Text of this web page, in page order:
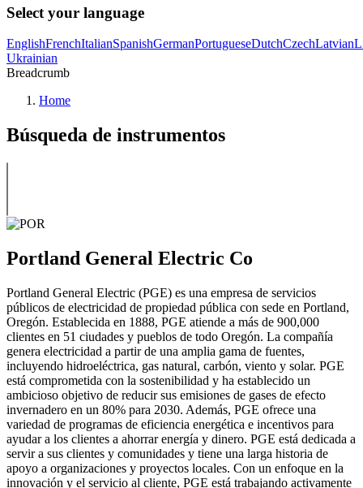
Select your language
EnglishFrenchItalianSpanishGermanPortugueseDutchCzechLatvian
Ukrainian
Breadcrumb
Home
Búsqueda de instrumentos
Portland General Electric Co
Portland General Electric (PGE) es una empresa de servicios
públicos de electricidad de propiedad pública con sede en Portland,
Oregón. Establecida en 1888, PGE atiende a más de 900,000
clientes en 51 ciudades y pueblos de todo Oregón. La compañía
genera electricidad a partir de una amplia gama de fuentes,
incluyendo hidroeléctrica, gas natural, carbón, viento y solar. PGE
está comprometida con la sostenibilidad y ha establecido un
ambicioso objetivo de reducir sus emisiones de gases de efecto
invernadero en un 80% para 2030. Además, PGE ofrece una
variedad de programas de eficiencia energética e incentivos para
ayudar a los clientes a ahorrar energía y dinero. PGE está dedicada a
servir a sus clientes y comunidades y tiene una larga historia de
apoyo a organizaciones y proyectos locales. Con un enfoque en la
innovación y el servicio al cliente, PGE está trabajando activamente